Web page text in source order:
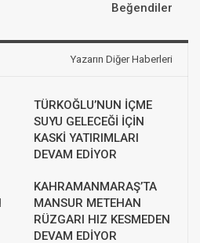
Beğendiler
Yazarın Diğer Haberleri
TÜRKOĞLU’NUN İÇME
SUYU GELECEĞİ İÇİN
KASKİ YATIRIMLARI
DEVAM EDİYOR
KAHRAMANMARAŞ’TA
MANSUR METEHAN
RÜZGARI HIZ KESMEDEN
DEVAM EDİYOR